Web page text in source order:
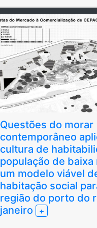
Questões do morar
contemporâneo
cultura de
população de
um modelo viável
habitação social
região do porto do
janeiro
+